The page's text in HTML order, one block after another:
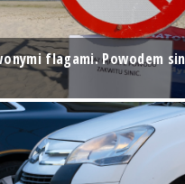
flagami. Powodem